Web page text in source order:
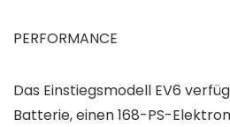
PERFORMANCE
Das Einstiegsmodell EV6
Batterie, einen 168-PS-